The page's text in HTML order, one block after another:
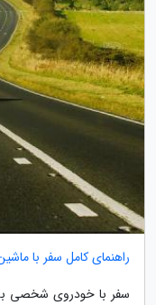
راهنمای کامل سفر با
سفر با خودروی شخصی به